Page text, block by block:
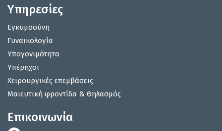
Υπηρεσίες
Εγκυμοσύνη
Γυναικολογία
Υπογονιμότητα
Υπέρηχοι
Χειρουργικές επεμβάσεις
Μαιευτική φροντίδα & Θηλασμός
Επικοινωνία